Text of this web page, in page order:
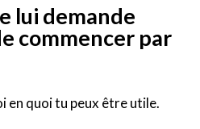
lui demande
commencer par
en quoi tu peux être utile.